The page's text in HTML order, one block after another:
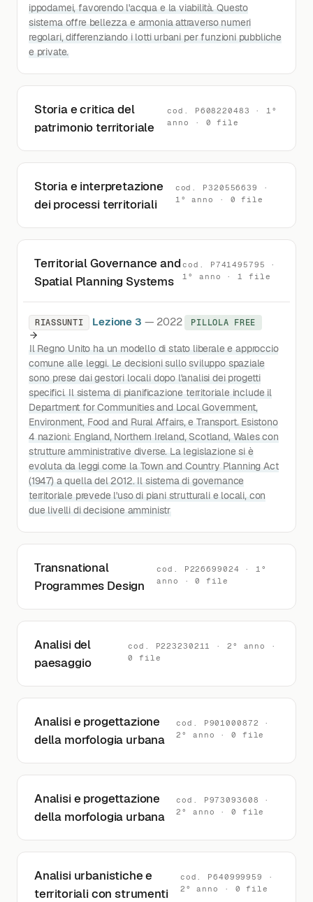
ippodamei, favorendo l'acqua e la viabilità. Questo
sistema offre bellezza e armonia attraverso numeri
regolari, differenziando i lotti urbani per funzioni pubbliche
e private.
Storia e critica del
patrimonio territoriale
cod. P608220483 · 1°
anno · 0 file
Storia e interpretazione
dei processi territoriali
cod. P320556639 ·
1° anno · 0 file
Territorial Governance and
Spatial Planning Systems
cod. P741495795 ·
1° anno · 1 file
RIASSUNTI Lezione 3 — 2022 PILLOLA FREE
Il Regno Unito ha un modello di stato liberale e approccio
comune alle leggi. Le decisioni sullo sviluppo spaziale
sono prese dai gestori locali dopo l'analisi dei progetti
specifici. Il sistema di pianificazione territoriale include il
Department for Communities and Local Government,
Environment, Food and Rural Affairs, e Transport. Esistono
4 nazioni: England, Northern Ireland, Scotland, Wales con
strutture amministrative diverse. La legislazione si è
evoluta da leggi come la Town and Country Planning Act
(1947) a quella del 2012. Il sistema di governance
territoriale prevede l'uso di piani strutturali e locali, con
due livelli di decisione amministr
Transnational
Programmes Design
cod. P226699024 · 1°
anno · 0 file
Analisi del
paesaggio
cod. P223230211 · 2° anno ·
0 file
Analisi e progettazione
della morfologia urbana
cod. P901000872 ·
2° anno · 0 file
Analisi e progettazione
della morfologia urbana
cod. P973093608 ·
2° anno · 0 file
Analisi urbanistiche e
territoriali con strumenti
cod. P640999959 ·
2° anno · 0 file